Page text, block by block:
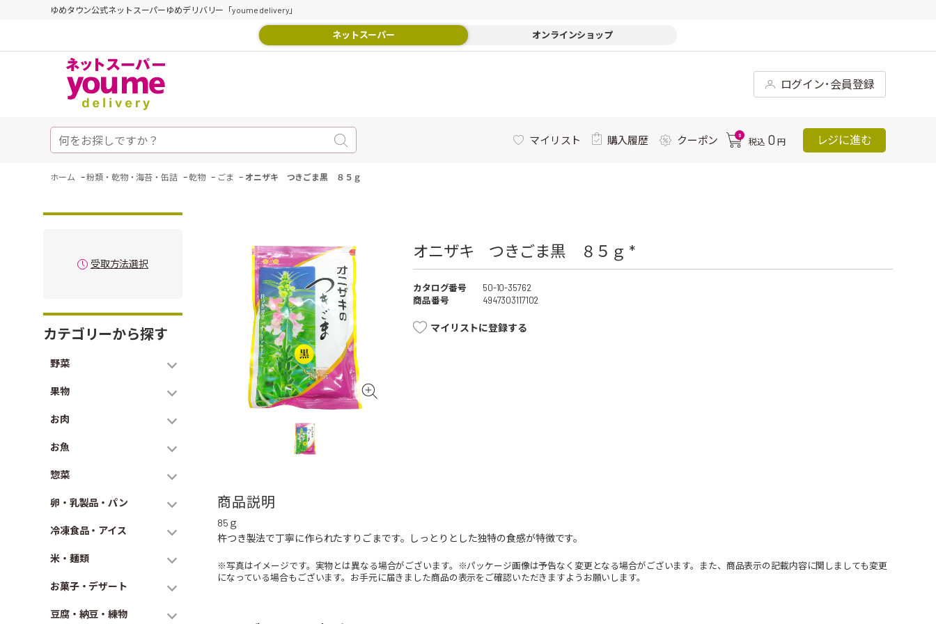
ゆめタウン公式ネットスーパーゆめデリバリー「youme delivery」
ネットスーパー オンラインショップ
ログイン･会員登録
マイリスト 購入履歴 クーポン 0
税込 0 円 レジに進む
ホーム -粉類・乾物・海苔・缶詰 -乾物 - ごま -オニザキ つきごま黒 ８５ｇ
受取方法選択
カテゴリーから探す
野菜
果物
お肉
お魚
惣菜
卵・乳製品・パン
冷凍食品・アイス
米・麺類
お菓子・デザート
豆腐・納豆・練物
オニザキ つきごま黒 ８５ｇ *
カタログ番号
50-10-35762
商品番号
4947303117102
マイリストに登録する
商品説明
85ｇ
杵つき製法で丁寧に作られたすりごまです。しっとりとした独特の食感が特徴です。
※写真はイメージです。実物とは異なる場合がございます。※パッケージ画像は予告なく変更となる場合がございます。また、商品表示の記載内容に関しましても変更
になっている場合もございます。お手元に届きました商品の表示をご確認いただきますようお願いします。